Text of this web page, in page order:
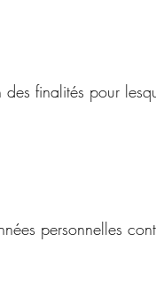
finalités pour
personnelles